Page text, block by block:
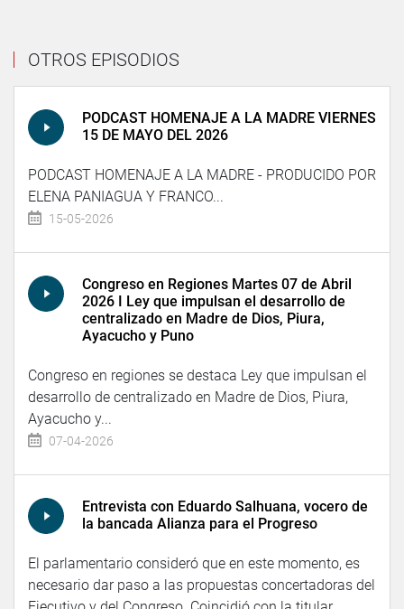
OTROS EPISODIOS
PODCAST HOMENAJE A LA MADRE VIERNES
15 DE MAYO DEL 2026
PODCAST HOMENAJE A LA MADRE - PRODUCIDO POR
ELENA PANIAGUA Y FRANCO...
15-05-2026
Congreso en Regiones Martes 07 de Abril
2026 I Ley que impulsan el desarrollo de
centralizado en Madre de Dios, Piura,
Ayacucho y Puno
Congreso en regiones se destaca Ley que impulsan el
desarrollo de centralizado en Madre de Dios, Piura,
Ayacucho y...
07-04-2026
Entrevista con Eduardo Salhuana, vocero de
la bancada Alianza para el Progreso
El parlamentario consideró que en este momento, es
necesario dar paso a las propuestas concertadoras del